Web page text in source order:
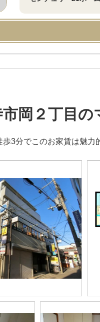
岡２丁目の
歩3分でこのお家賃は魅力